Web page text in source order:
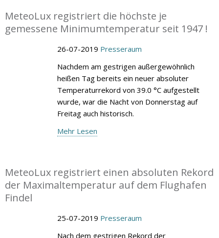
MeteoLux registriert die höchste je
gemessene Minimumtemperatur seit 1947 !
26-07-2019 Presseraum
Nachdem am gestrigen außergewöhnlich
heißen Tag bereits ein neuer absoluter
Temperaturrekord von 39.0 °C aufgestellt
wurde, war die Nacht von Donnerstag auf
Freitag auch historisch.
Mehr Lesen
MeteoLux registriert einen absoluten Rekord
der Maximaltemperatur auf dem Flughafen
Findel
25-07-2019 Presseraum
Nach dem gestrigen Rekord der